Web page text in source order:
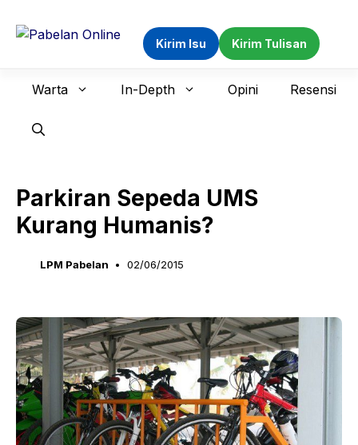
Kirim Isu Kirim Tulisan
Warta In-Depth Opini Resensi
Parkiran Sepeda UMS
Kurang Humanis?
LPM Pabelan 02/06/2015